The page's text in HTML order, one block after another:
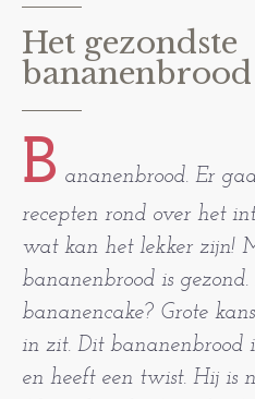
Het gezondste
bananenbrood
B ananenbrood. Er
recepten rond over het
wat kan het lekker zijn!
bananenbrood is gezond.
bananencake? Grote
in zit. Dit bananenbrood
en heeft een twist. Hij is